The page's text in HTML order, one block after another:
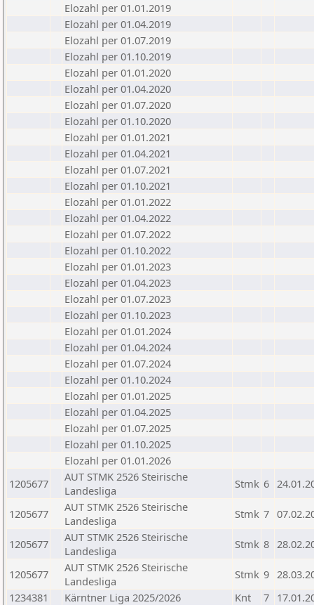
Elozahl per 01.01.2019
Elozahl per 01.04.2019
Elozahl per 01.07.2019
Elozahl per 01.10.2019
Elozahl per 01.01.2020
Elozahl per 01.04.2020
Elozahl per 01.07.2020
Elozahl per 01.10.2020
Elozahl per 01.01.2021
Elozahl per 01.04.2021
Elozahl per 01.07.2021
Elozahl per 01.10.2021
Elozahl per 01.01.2022
Elozahl per 01.04.2022
Elozahl per 01.07.2022
Elozahl per 01.10.2022
Elozahl per 01.01.2023
Elozahl per 01.04.2023
Elozahl per 01.07.2023
Elozahl per 01.10.2023
Elozahl per 01.01.2024
Elozahl per 01.04.2024
Elozahl per 01.07.2024
Elozahl per 01.10.2024
Elozahl per 01.01.2025
Elozahl per 01.04.2025
Elozahl per 01.07.2025
Elozahl per 01.10.2025
Elozahl per 01.01.2026
1205677
AUT STMK 2526 Steirische
Landesliga
Stmk 6
1205677
AUT STMK 2526 Steirische
Landesliga
Stmk 7
1205677
AUT STMK 2526 Steirische
Landesliga
Stmk 8
1205677
AUT STMK 2526 Steirische
Landesliga
Stmk 9
1234381
Kärntner Liga 2025/2026 Knt 7